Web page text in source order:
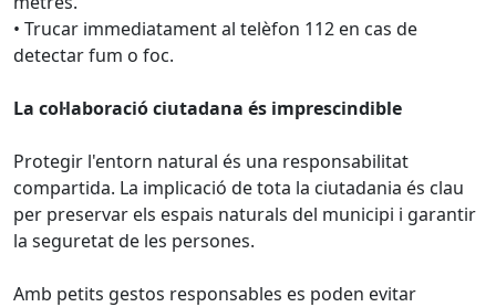
• Trucar immediatament al telèfon 112 en cas de
detectar fum o foc.
La col·laboració ciutadana és imprescindible
Protegir l'entorn natural és una responsabilitat
compartida. La implicació de tota la ciutadania és clau
per preservar els espais naturals del municipi i garantir
la seguretat de les persones.
Amb petits gestos responsables es poden evitar